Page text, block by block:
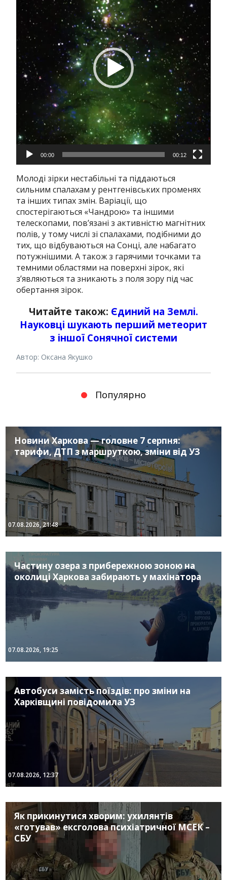
00:00 00:12
Молоді зірки нестабільні та піддаються
сильним спалахам у рентгенівських променях
та інших типах змін. Варіації, що
спостерігаються «Чандрою» та іншими
телескопами, пов’язані з активністю магнітних
полів, у тому числі зі спалахами, подібними до
тих, що відбуваються на Сонці, але набагато
потужнішими.А також з гарячими точками та
темними областями на поверхні зірок, які
з’являються та зникають з поля зору під час
обертання зірок.
Читайте також: Єдиний на Землі.
Науковці шукають перший метеорит
з іншої Сонячної системи
Автор: Оксана Якушко
Популярно
Новини Харкова — головне 7 серпня:
тарифи, ДТП з маршруткою, зміни від УЗ
07.08.2026, 21:48
Частину озера з прибережною зоною на
околиці Харкова забирають у махінатора
07.08.2026, 19:25
Автобуси замість поїздів: про зміни на
Харківщині повідомила УЗ
07.08.2026, 12:37
Як прикинутися хворим: ухилянтів
«готував» ексголова психіатричної МСЕК –
СБУ